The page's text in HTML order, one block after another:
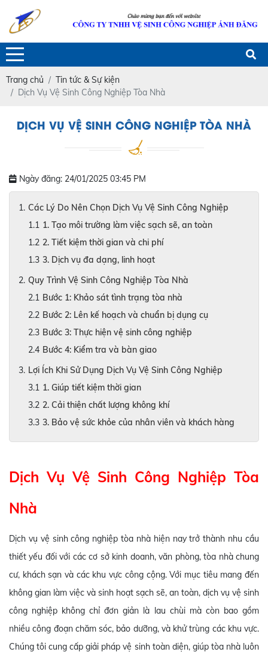
Trang chủ
Tin tức & Sự kiện
Dịch Vụ Vệ Sinh Công Nghiệp Tòa Nhà
DỊCH VỤ VỆ SINH CÔNG NGHIỆP TÒA NHÀ
Ngày đăng: 24/01/2025 03:45 PM
Các Lý Do Nên Chọn Dịch Vụ Vệ Sinh Công Nghiệp
1. Tạo môi trường làm việc sạch sẽ, an toàn
2. Tiết kiệm thời gian và chi phí
3. Dịch vụ đa dạng, linh hoạt
Quy Trình Vệ Sinh Công Nghiệp Tòa Nhà
Bước 1: Khảo sát tình trạng tòa nhà
Bước 2: Lên kế hoạch và chuẩn bị dụng cụ
Bước 3: Thực hiện vệ sinh công nghiệp
Bước 4: Kiểm tra và bàn giao
Lợi Ích Khi Sử Dụng Dịch Vụ Vệ Sinh Công Nghiệp
1. Giúp tiết kiệm thời gian
2. Cải thiện chất lượng không khí
3. Bảo vệ sức khỏe của nhân viên và khách hàng
Dịch Vụ Vệ Sinh Công Nghiệp Tòa
Nhà
Dịch vụ vệ sinh công nghiệp tòa nhà hiện nay trở thành nhu cầu
thiết yếu đối với các cơ sở kinh doanh, văn phòng, tòa nhà chung
cư, khách sạn và các khu vực công cộng. Với mục tiêu mang đến
không gian làm việc và sinh hoạt sạch sẽ, an toàn, dịch vụ vệ sinh
công nghiệp không chỉ đơn giản là lau chùi mà còn bao gồm
nhiều công đoạn chăm sóc, bảo dưỡng, và khử trùng các khu vực.
Chúng tôi cung cấp giải pháp vệ sinh toàn diện, giúp tòa nhà luôn